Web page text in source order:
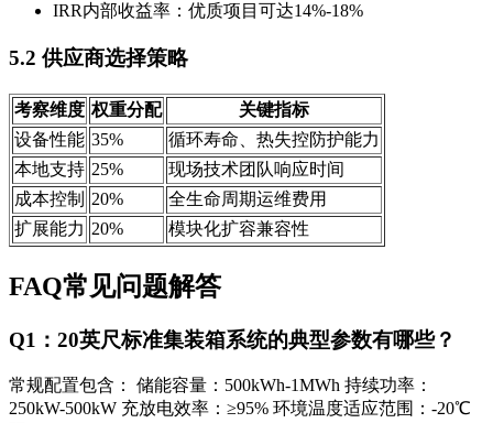
IRR内部收益率：优质项目可达14%-18%
5.2 供应商选择策略
考察维度 权重分配
关键指标
设备性能 35%
循环寿命、热失控防护能力
本地支持 25%
现场技术团队响应时间
成本控制
20%
全生命周期运维费用
扩展能力 20% 模块化扩容兼容性
FAQ常见问题解答
Q1：20英尺标准集装箱系统的典型参数有哪些？
常规配置包含： 储能容量：500kWh-1MWh 持续功率：
250kW-500kW 充放电效率：≥95% 环境温度适应范围：-20℃